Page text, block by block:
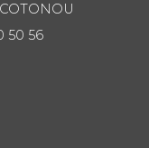
50 56